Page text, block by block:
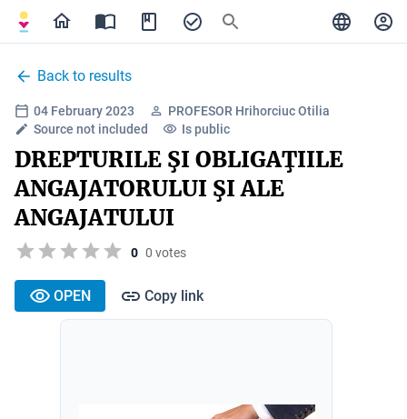
Back to results
04 February 2023
PROFESOR Hrihorciuc Otilia
Source not included
Is public
DREPTURILE ŞI OBLIGAŢIILE
ANGAJATORULUI ŞI ALE
ANGAJATULUI
0 0 votes
OPEN Copy link